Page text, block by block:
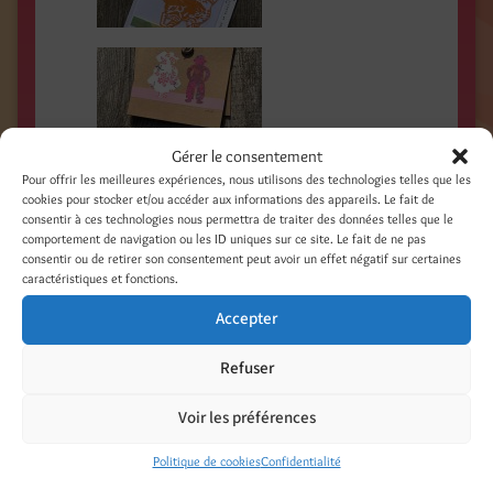
Gérer le consentement
Pour offrir les meilleures expériences, nous utilisons des technologies telles que les
cookies pour stocker et/ou accéder aux informations des appareils. Le fait de
consentir à ces technologies nous permettra de traiter des données telles que le
comportement de navigation ou les ID uniques sur ce site. Le fait de ne pas
consentir ou de retirer son consentement peut avoir un effet négatif sur certaines
caractéristiques et fonctions.
Accepter
Refuser
Voir les préférences
Politique de cookiesConfidentialité
Partager :
Facebook
Pinterest